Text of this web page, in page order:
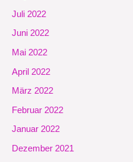
Juli 2022
Juni 2022
Mai 2022
April 2022
März 2022
Februar 2022
Januar 2022
Dezember 2021